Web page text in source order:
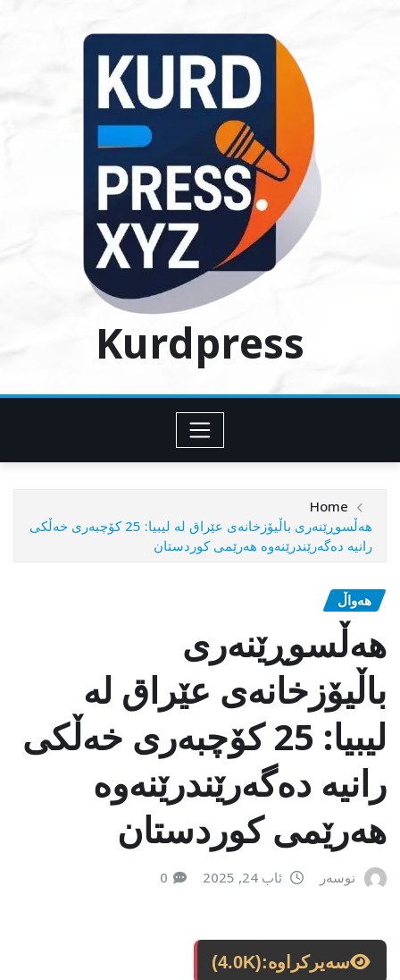
Kurdpress
Home
هەڵسوڕێنەری باڵیۆزخانەی عێراق لە لیبیا: 25 کۆچبەری خەڵکی
رانیە دەگەرێندرێنەوە هەرێمی کوردستان
هەواڵ
هەڵسوڕێنەری
باڵیۆزخانەی عێراق لە
لیبیا: 25 کۆچبەری خەڵکی
رانیە دەگەرێندرێنەوە
هەرێمی کوردستان
نوسەر ئاب 24, 2025 0
سەیرکراوە:(4.0K)